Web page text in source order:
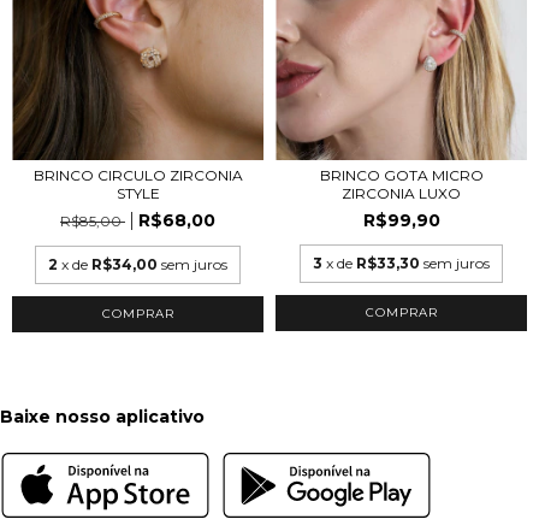
BRINCO CIRCULO ZIRCONIA
STYLE
R$85,00
R$68,00
2 x de R$34,00 sem juros
COMPRAR
BRINCO GOTA MICRO
ZIRCONIA LUXO
R$99,90
3 x de R$33,30 sem juros
COMPRAR
Baixe nosso aplicativo